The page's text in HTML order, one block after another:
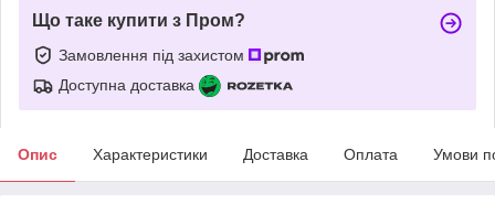
Що таке купити з Пром?
Замовлення під захистом
Доступна доставка
Опис Характеристики Доставка Оплата Умови